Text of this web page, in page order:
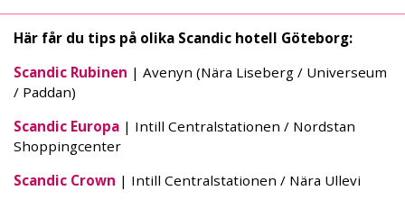
Här får du tips på olika Scandic hotell Göteborg:
Scandic Rubinen | Avenyn (Nära Liseberg / Universeum
/ Paddan)
Scandic Europa | Intill Centralstationen / Nordstan
Shoppingcenter
Scandic Crown | Intill Centralstationen / Nära Ullevi